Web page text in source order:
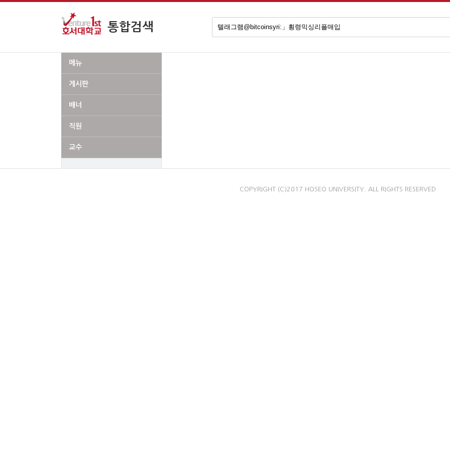
통합검색
메뉴
게시판
배너
직원
교수
COPYRIGHT (C)2017 HOSEO UNIVERSITY. ALL RIGHTS RESERVED